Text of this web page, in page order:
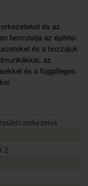
és az
bemutatja az építési
és a hozzájuk
az
és a függőleges
2